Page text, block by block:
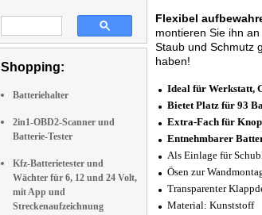
Shopping:
Batteriehalter
2in1-OBD2-Scanner und
Batterie-Tester
Kfz-Batterietester und
Wächter für 6, 12 und 24 Volt,
mit App und
Streckenaufzeichnung
Flexibel
montieren Sie ihn
Staub und Schmutz
haben!
Ideal für Werkstatt,
Bietet Platz für 93
Extra-Fach für
Entnehmbarer
Als Einlage für
Ösen zur
Transparenter
Material: Kunststoff